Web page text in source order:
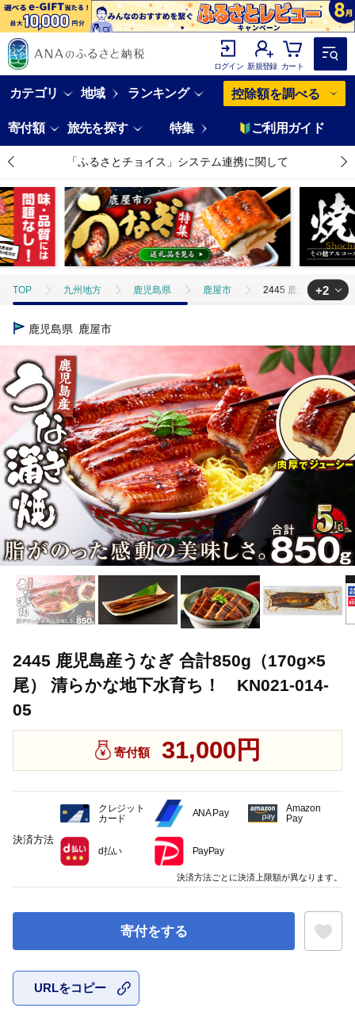
ログイン 新規登録 カート
カテゴリ 地域 ランキング 控除額を調べる
寄付額 旅先を探す 特集 ご利用ガイド
「ふるさとチョイス」システム連携に関して
TOP 九州地方 鹿児島県 鹿屋市 2445 鹿児島産うな
TOP
2445 鹿児島産うなぎ 合計850g（
+2
鹿児島県 鹿屋市
2445 鹿児島産うなぎ 合計850g（170g×5
尾） 清らかな地下水育ち！ KN021-014-
05
寄付額 31,000円
寄付をする
URLをコピー
決済方法
クレジット
カード
ANA Pay
Amazon
Pay
d払い PayPay
決済方法ごとに決済上限額が異なります。